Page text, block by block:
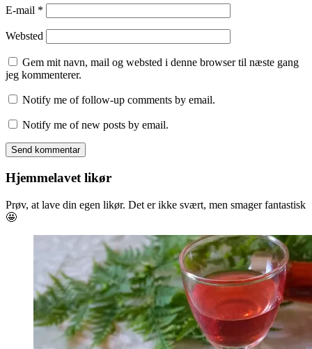
E-mail *
Websted
Gem mit navn, mail og websted i denne browser til næste gang
jeg kommenterer.
Notify me of follow-up comments by email.
Notify me of new posts by email.
Hjemmelavet likør
Prøv, at lave din egen likør. Det er ikke svært, men smager fantastisk
🤩